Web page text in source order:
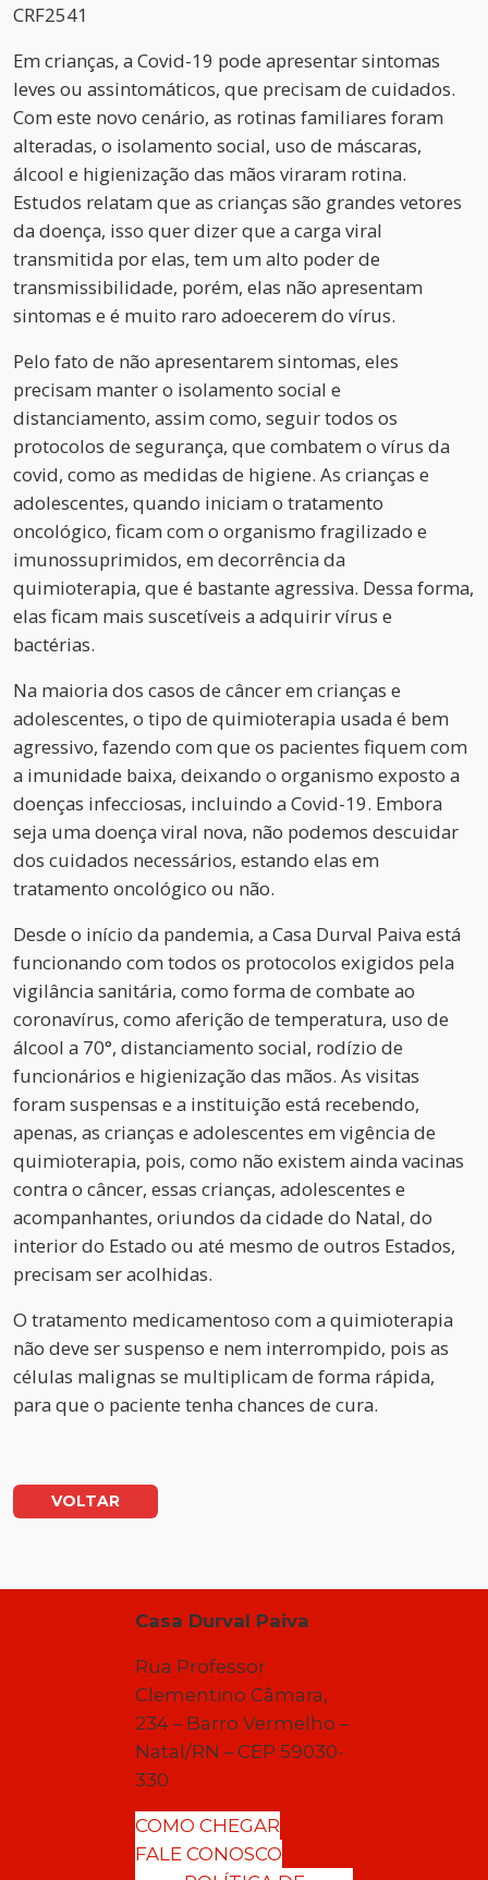
CRF2541
Em crianças, a Covid-19 pode apresentar sintomas
leves ou assintomáticos, que precisam de cuidados.
Com este novo cenário, as rotinas familiares foram
alteradas, o isolamento social, uso de máscaras,
álcool e higienização das mãos viraram rotina.
Estudos relatam que as crianças são grandes vetores
da doença, isso quer dizer que a carga viral
transmitida por elas, tem um alto poder de
transmissibilidade, porém, elas não apresentam
sintomas e é muito raro adoecerem do vírus.
Pelo fato de não apresentarem sintomas, eles
precisam manter o isolamento social e
distanciamento, assim como, seguir todos os
protocolos de segurança, que combatem o vírus da
covid, como as medidas de higiene. As crianças e
adolescentes, quando iniciam o tratamento
oncológico, ficam com o organismo fragilizado e
imunossuprimidos, em decorrência da
quimioterapia, que é bastante agressiva. Dessa forma,
elas ficam mais suscetíveis a adquirir vírus e
bactérias.
Na maioria dos casos de câncer em crianças e
adolescentes, o tipo de quimioterapia usada é bem
agressivo, fazendo com que os pacientes fiquem com
a imunidade baixa, deixando o organismo exposto a
doenças infecciosas, incluindo a Covid-19. Embora
seja uma doença viral nova, não podemos descuidar
dos cuidados necessários, estando elas em
tratamento oncológico ou não.
Desde o início da pandemia, a Casa Durval Paiva está
funcionando com todos os protocolos exigidos pela
vigilância sanitária, como forma de combate ao
coronavírus, como aferição de temperatura, uso de
álcool a 70°, distanciamento social, rodízio de
funcionários e higienização das mãos. As visitas
foram suspensas e a instituição está recebendo,
apenas, as crianças e adolescentes em vigência de
quimioterapia, pois, como não existem ainda vacinas
contra o câncer, essas crianças, adolescentes e
acompanhantes, oriundos da cidade do Natal, do
interior do Estado ou até mesmo de outros Estados,
precisam ser acolhidas.
O tratamento medicamentoso com a quimioterapia
não deve ser suspenso e nem interrompido, pois as
células malignas se multiplicam de forma rápida,
para que o paciente tenha chances de cura.
VOLTAR
Casa Durval Paiva
Rua Professor
Clementino Câmara,
234 – Barro Vermelho –
Natal/RN – CEP 59030-
330
COMO CHEGAR
FALE CONOSCO